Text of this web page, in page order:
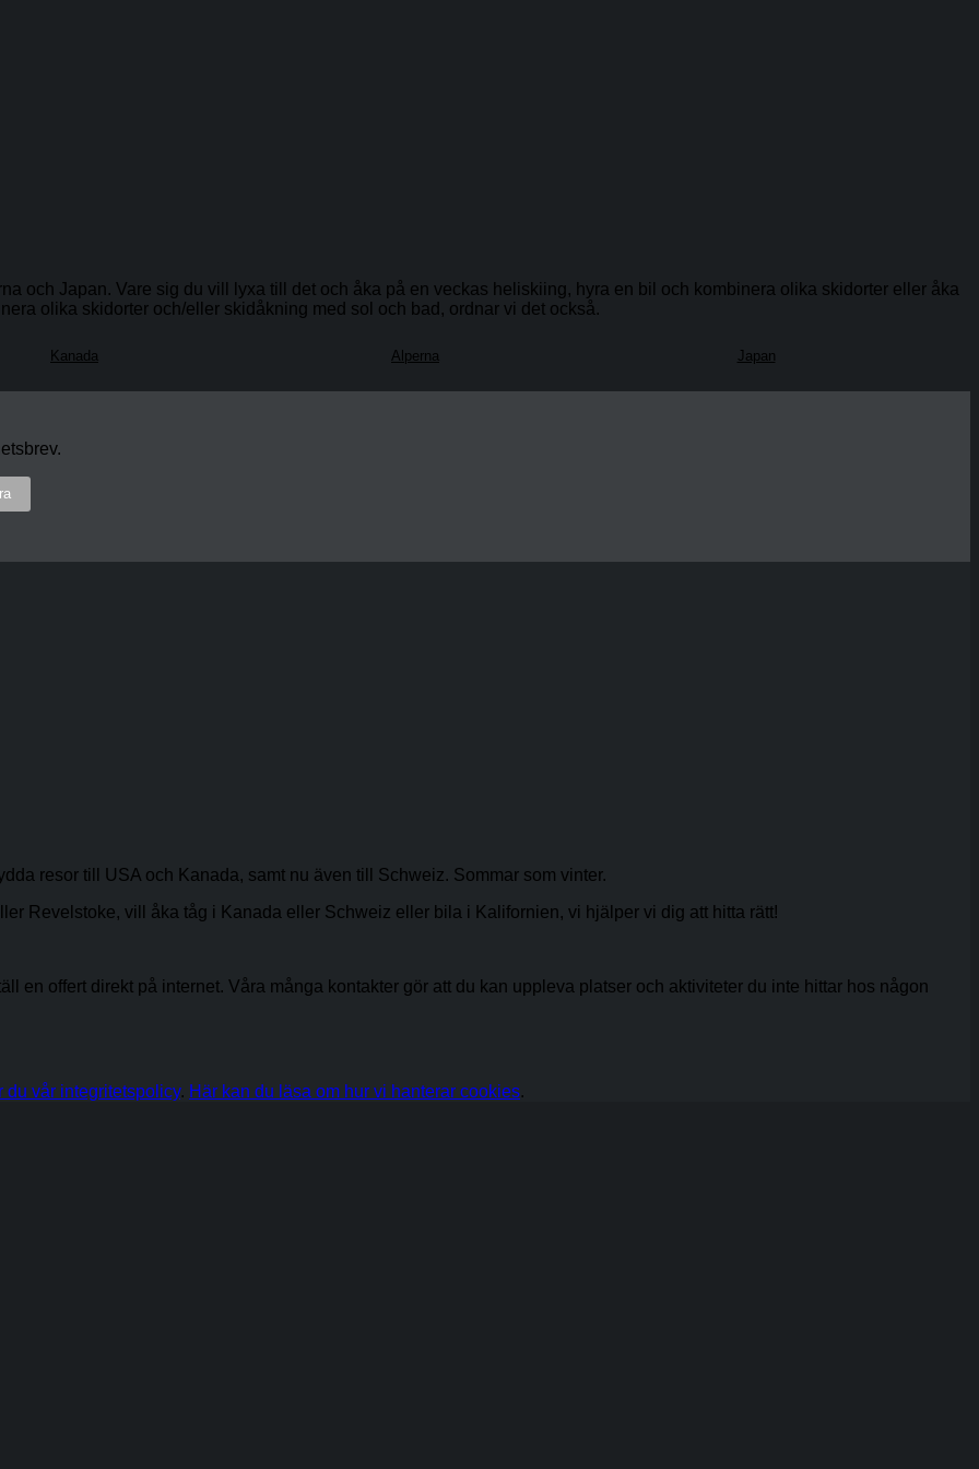
och Japan. Vare sig du vill lyxa till det och åka på en veckas heliskiing, hyra en bil och kombinera olika skidorter eller åka
olika skidorter och/eller skidåkning med sol och bad, ordnar vi det också.
Kanada Alperna Japan
resor till USA och Kanada, samt nu även till Schweiz. Sommar som vinter.
Revelstoke, vill åka tåg i Kanada eller Schweiz eller bila i Kalifornien, vi hjälper vi dig att hitta rätt!
en offert direkt på internet. Våra många kontakter gör att du kan uppleva platser och aktiviteter du inte hittar hos någon
du vår integritetspolicy. Här kan du läsa om hur vi hanterar cookies.